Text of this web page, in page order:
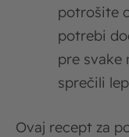
potrošite
potrebi
pre svake
sprečili
Ovaj recept za